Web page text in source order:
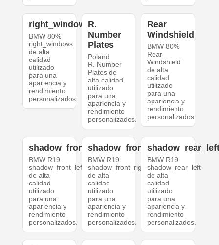
right_windows
BMW 80%
right_windows
de alta
calidad
utilizado
para una
apariencia y
rendimiento
personalizados.
R.
Number
Plates
Poland
R. Number
Plates de
alta calidad
utilizado
para una
apariencia y
rendimiento
personalizados.
Rear
Windshield
BMW 80%
Rear
Windshield
de alta
calidad
utilizado
para una
apariencia y
rendimiento
personalizados.
shadow_front_left
BMW R19
shadow_front_left
de alta
calidad
utilizado
para una
apariencia y
rendimiento
personalizados.
shadow_front_right
BMW R19
shadow_front_right
de alta
calidad
utilizado
para una
apariencia y
rendimiento
personalizados.
BMW R19
shadow_rear_left
de alta
calidad
utilizado
para una
apariencia y
rendimiento
personalizados.